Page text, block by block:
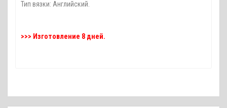
Тип вязки: Английский.
>>> Изготовление 8 дней.